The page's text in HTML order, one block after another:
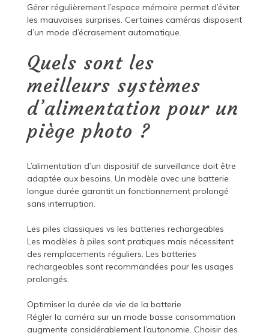
Gérer régulièrement l’espace mémoire permet d’éviter
les mauvaises surprises. Certaines caméras disposent
d’un mode d’écrasement automatique.
Quels sont les
meilleurs systèmes
d’alimentation pour un
piège photo ?
L’alimentation d’un dispositif de surveillance doit être
adaptée aux besoins. Un modèle avec une batterie
longue durée garantit un fonctionnement prolongé
sans interruption.
Les piles classiques vs les batteries rechargeables
Les modèles à piles sont pratiques mais nécessitent
des remplacements réguliers. Les batteries
rechargeables sont recommandées pour les usages
prolongés.
Optimiser la durée de vie de la batterie
Régler la caméra sur un mode basse consommation
augmente considérablement l’autonomie. Choisir des